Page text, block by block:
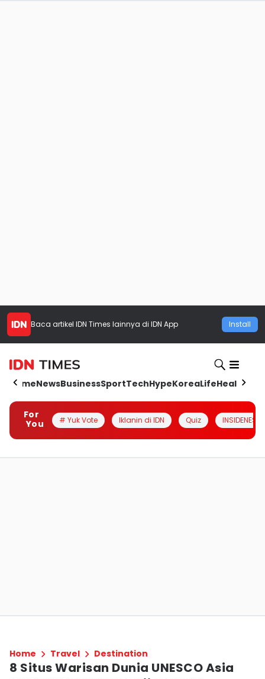
Baca artikel IDN Times lainnya di IDN App Install
HomeNewsBusinessSportTechHypeKoreaLifeHealth
For
You
# Yuk Vote Iklanin di IDN Quiz INSIDENESIA
Home Travel Destination
8 Situs Warisan Dunia UNESCO Asia